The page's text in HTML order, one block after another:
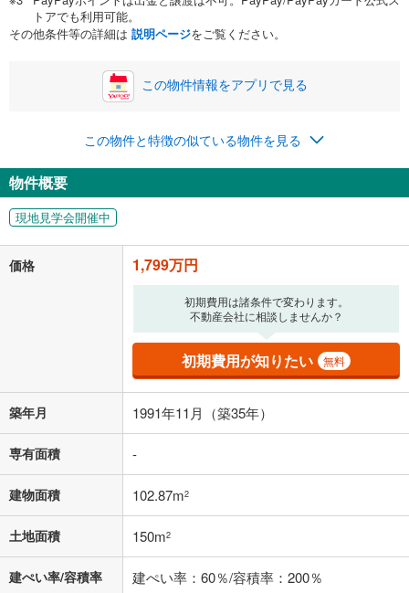
閉じる
ボーナス
万円
0円
ナス時の増額分（1回分）を入力してください。
ボーナス払いの限度額は金融機関によって異なります。
閉じる
月々の返済額
る値は、実際の金融機関等における貸出金利とは何ら関係がなく、実際
の金融機関等における貸出金利を何ら保証するものではありません。返
済方法「元利均等返済」にて算出しております。入力された金利を35年
適用した場合の計算結果を表示しています。
その他月額費用や、初期費用がかかります。ご注意ください。実際にお
借り入れの際は各金融機関等に、必ずご自身でご確認をお願いいたしま
条件によってお借り入れができないことがあります。
不動産会社に購入相談をする 無料
閉じる
トアでも利用可能。
その他条件等の詳細は 説明ページをご覧ください。
この物件情報をアプリで見る
この物件と特徴の似ている物件を見る
物件概要
現地見学会開催中
価格 1,799万円
初期費用は諸条件で変わります。
不動産会社に相談しませんか？
初期費用が知りたい 無料
築年月 1991年11月（築35年）
専有面積 -
建物面積 102.87m2
土地面積 150m2
建ぺい率/容積率 建ぺい率：60％/容積率：200％